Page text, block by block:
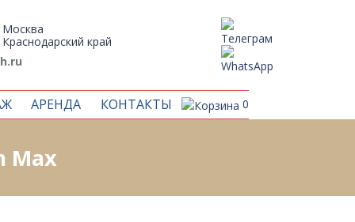
край
АРЕНДА КОНТАКТЫ 0
Max